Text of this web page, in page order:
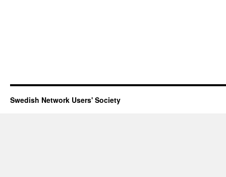
Swedish Network Users' Society